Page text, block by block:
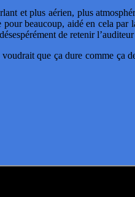
et plus aérien, plus
beaucoup, aidé en cela
de retenir l’auditeur
que ça dure comme ça